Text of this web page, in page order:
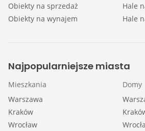
Obiekty na sprzedaż
Obiekty na wynajem
Hale
Hale
Najpopularniejsze miasta
Mieszkania
Warszawa
Kraków
Wrocław
Domy